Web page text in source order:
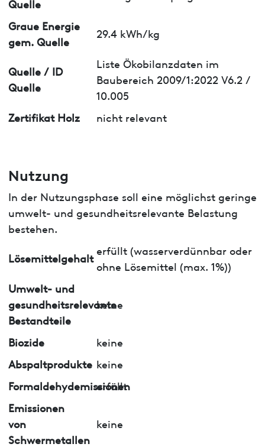
Quelle
Graue Energie
gem. Quelle
29.4 kWh/kg
Quelle / ID
Quelle
Liste Ökobilanzdaten im
Baubereich 2009/1:2022 V6.2 /
10.005
Zertifikat Holz
nicht relevant
Nutzung
In der Nutzungsphase soll eine möglichst geringe
umwelt- und gesundheitsrelevante Belastung
bestehen.
Lösemittelgehalt
erfüllt (wasserverdünnbar oder
ohne Lösemittel (max. 1%))
Umwelt- und
gesundheitsrelevante
Bestandteile
keine
Biozide
keine
Abspaltprodukte keine
Formaldehydemissionen
erfüllt
Emissionen
von
Schwermetallen
keine